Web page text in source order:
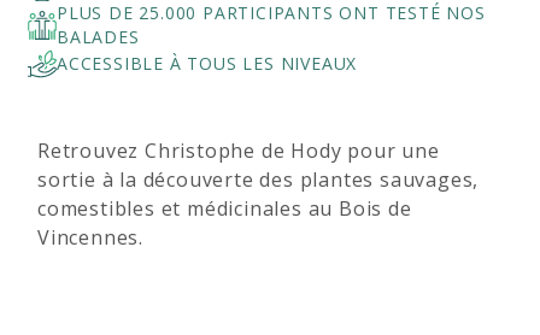
PLUS DE 25.000 PARTICIPANTS ONT TESTÉ NOS
BALADES
ACCESSIBLE À TOUS LES NIVEAUX
Retrouvez Christophe de Hody pour une
sortie à la découverte des plantes sauvages,
comestibles et médicinales au Bois de
Vincennes.